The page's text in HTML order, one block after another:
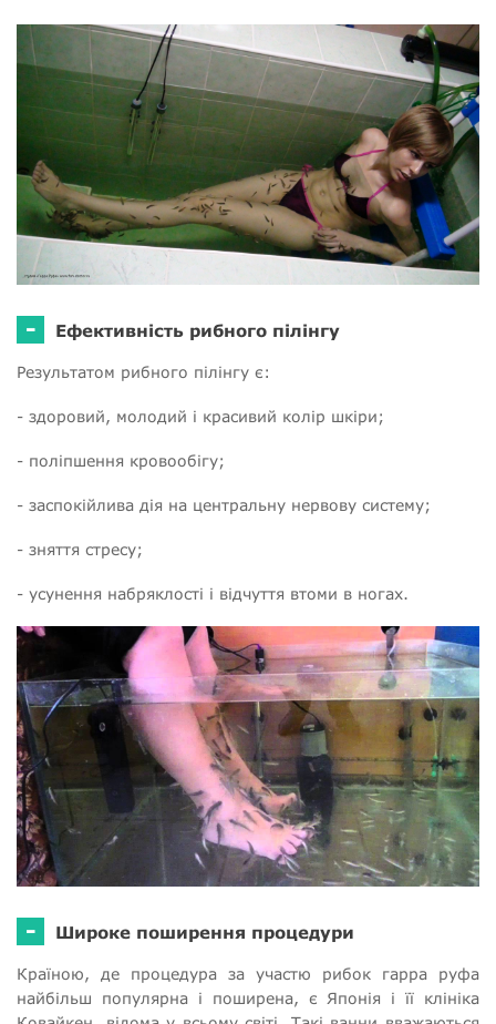
- Ефективність рибного пілінгу
Результатом рибного пілінгу є:
- здоровий, молодий і красивий колір шкіри;
- поліпшення кровообігу;
- заспокійлива дія на центральну нервову систему;
- зняття стресу;
- усунення набряклості і відчуття втоми в ногах.
- Широке поширення процедури
Країною, де процедура за участю рибок гарра руфа
найбільш популярна і поширена, є Японія і її клініка